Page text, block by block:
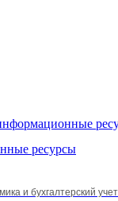
ресурсы
и бухгалтерский